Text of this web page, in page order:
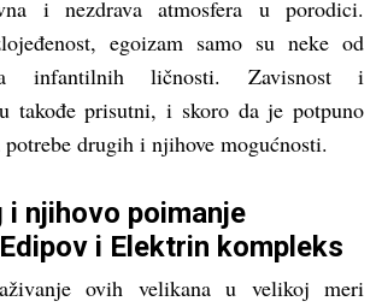
i nezdrava atmosfera u porodici.
egoizam samo su neke od
infantilnih ličnosti. Zavisnost i
takođe prisutni, i skoro da je potpuno
drugih i njihove mogućnosti.
i njihovo poimanje
i Elektrin kompleks
ovih velikana u velikoj meri